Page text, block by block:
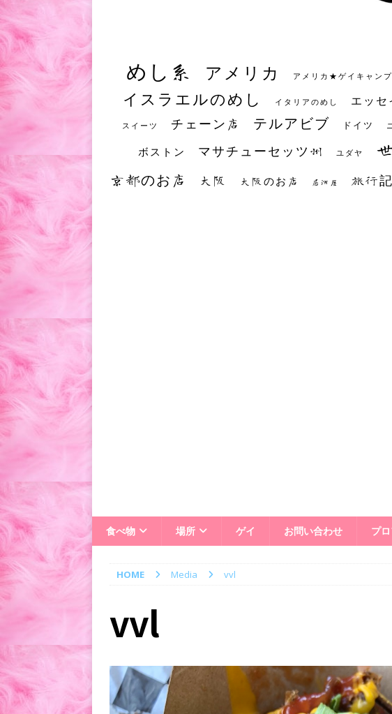
めし系 アメリカ アメリカ★ゲイキャンプ
イスラエルのめし イタリアのめし エッセ
スイーツ チェーン店 テルアビブ ドイツ
ボストン マサチューセッツ州 ユダヤ
京都のお店 大阪 大阪のお店 居酒屋 旅行記
食べ物 場所 ゲイ お問い合わせ プ
HOME Media vvl
vvl